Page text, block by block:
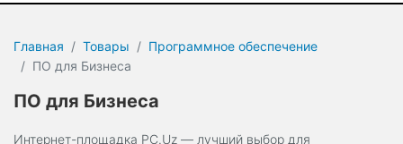
Главная Товары
Программное обеспечение
ПО для Бизнеса
ПО для Бизнеса
Интернет-площадка PC.Uz — лучший выбор для